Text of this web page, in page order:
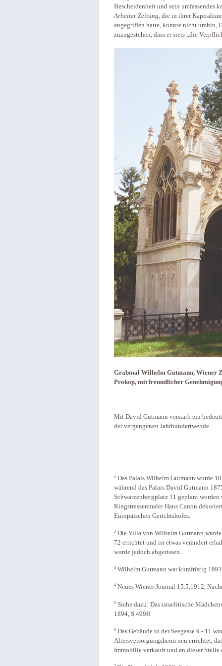
Bescheidenheit und sein umfassendes
Arbeiter Zeitung, die in ihrer
angegriffen hatte, konnte nicht umhin,
zuzugestehen, dass er stets „die
Grabmal Wilhelm Gutmann, Wiener
Prokop, mit freundlicher
Mit David Gutmann verstarb ein
der vergangenen Jahrhundertwende.
1 Das Palais Wilhelm Gutmann wurde
während das Palais David Gutmann
Schwarzenbergplatz 11 geplant
Ringstrassenmaler Hans Canon
Europäischen Gerichtshofes.
2 Die Villa von Wilhelm Gutmann
72 errichtet und ist etwas verändert
wurde jedoch abgerissen.
3 Wilhelm Gutmann war kurzfristig
4 Neues Wiener Journal 15.5.1912,
5 Siehe dazu: Das israelitische
1894, S.499ff
6 Das Gebäude in der Seegasse 9 - 11
Altersversorgungsheim neu errichtet,
Immobilie verkauft und an dieser Stelle